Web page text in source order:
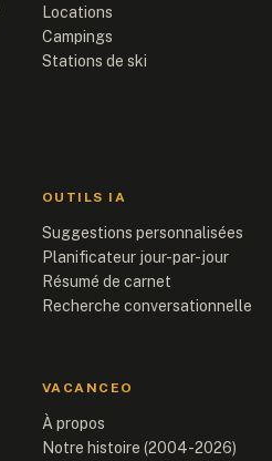
Locations
Campings
Stations de ski
OUTILS IA
Suggestions personnalisées
Planificateur jour-par-jour
Résumé de carnet
Recherche conversationnelle
VACANCEO
À propos
Notre histoire (2004-2026)